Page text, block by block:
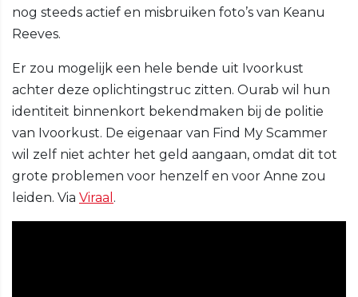
nog steeds actief en misbruiken foto’s van Keanu
Reeves.
Er zou mogelijk een hele bende uit Ivoorkust
achter deze oplichtingstruc zitten. Ourab wil hun
identiteit binnenkort bekendmaken bij de politie
van Ivoorkust. De eigenaar van Find My Scammer
wil zelf niet achter het geld aangaan, omdat dit tot
grote problemen voor henzelf en voor Anne zou
leiden. Via Viraal .